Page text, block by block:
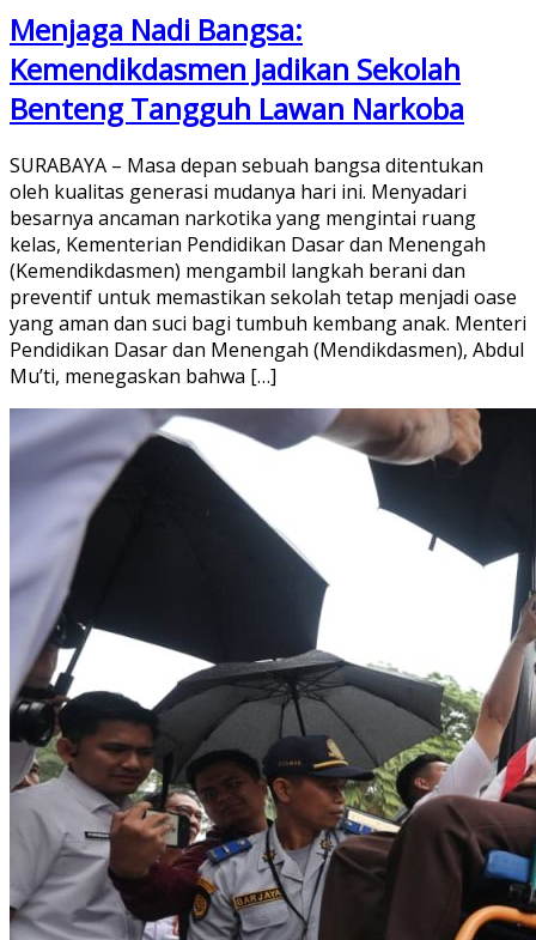
Menjaga Nadi Bangsa:
Kemendikdasmen Jadikan Sekolah
Benteng Tangguh Lawan Narkoba
SURABAYA – Masa depan sebuah bangsa ditentukan
oleh kualitas generasi mudanya hari ini. Menyadari
besarnya ancaman narkotika yang mengintai ruang
kelas, Kementerian Pendidikan Dasar dan Menengah
(Kemendikdasmen) mengambil langkah berani dan
preventif untuk memastikan sekolah tetap menjadi oase
yang aman dan suci bagi tumbuh kembang anak. Menteri
Pendidikan Dasar dan Menengah (Mendikdasmen), Abdul
Mu’ti, menegaskan bahwa […]